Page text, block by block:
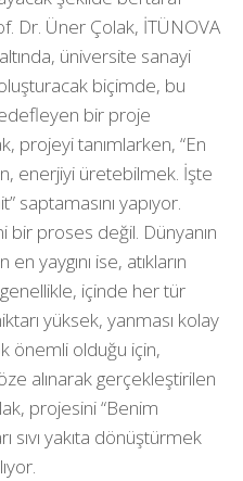
Dr. Üner Çolak, İTÜNOVA
üniversite sanayi
biçimde, bu
bir proje
projeyi tanımlarken, “En
enerjiyi üretebilmek. İşte
saptamasını yapıyor.
bir proses değil. Dünyanın
yaygını ise, atıkların
genellikle, içinde her tür
yüksek, yanması kolay
önemli olduğu için,
alınarak gerçekleştirilen
projesini “Benim
sıvı yakıta dönüştürmek